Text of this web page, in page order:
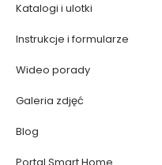
Katalogi i ulotki
Instrukcje i formularze
Wideo porady
Galeria zdjęć
Blog